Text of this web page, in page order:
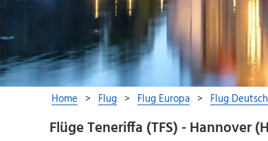
Flüge Teneriffa (TFS) - Hannover